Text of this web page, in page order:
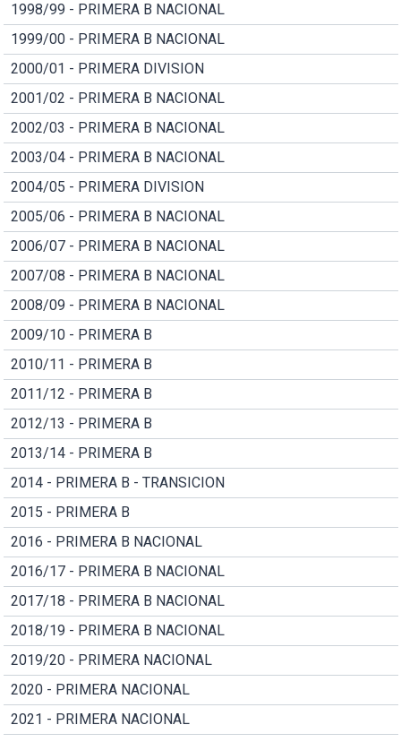
1998/99 - PRIMERA B NACIONAL
1999/00 - PRIMERA B NACIONAL
2000/01 - PRIMERA DIVISION
2001/02 - PRIMERA B NACIONAL
2002/03 - PRIMERA B NACIONAL
2003/04 - PRIMERA B NACIONAL
2004/05 - PRIMERA DIVISION
2005/06 - PRIMERA B NACIONAL
2006/07 - PRIMERA B NACIONAL
2007/08 - PRIMERA B NACIONAL
2008/09 - PRIMERA B NACIONAL
2009/10 - PRIMERA B
2010/11 - PRIMERA B
2011/12 - PRIMERA B
2012/13 - PRIMERA B
2013/14 - PRIMERA B
2014 - PRIMERA B - TRANSICION
2015 - PRIMERA B
2016 - PRIMERA B NACIONAL
2016/17 - PRIMERA B NACIONAL
2017/18 - PRIMERA B NACIONAL
2018/19 - PRIMERA B NACIONAL
2019/20 - PRIMERA NACIONAL
2020 - PRIMERA NACIONAL
2021 - PRIMERA NACIONAL